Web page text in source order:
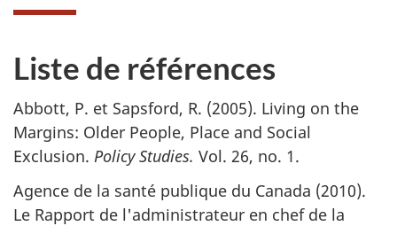
Liste de références
Abbott, P. et Sapsford, R. (2005). Living on the
Margins: Older People, Place and Social
Exclusion. Policy Studies. Vol. 26, no. 1.
Agence de la santé publique du Canada (2010).
Le Rapport de l'administrateur en chef de la